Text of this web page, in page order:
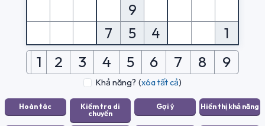
9
7
5 4 1
1 2 3 4 5 6 7 8 9
Khả năng? (xóa tất cả)